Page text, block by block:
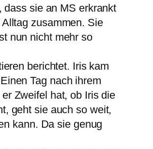
dass sie an MS erkrankt
zusammen. Sie
nun nicht mehr so
berichtet. Iris kam
Tag nach ihrem
Zweifel hat, ob Iris die
geht sie auch so weit,
kann. Da sie genug